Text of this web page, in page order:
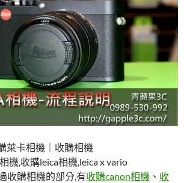
萊卡相機｜收購相機
機,收購leica相機,leica x vario
收購相機的部分,有收購canon相機 、 收